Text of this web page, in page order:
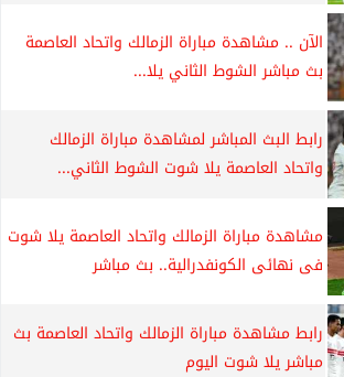
الآن .. مشاهدة مباراة الزمالك واتحاد العاصمة
بث مباشر الشوط الثاني يلا...
رابط البث المباشر لمشاهدة مباراة الزمالك
واتحاد العاصمة يلا شوت الشوط الثاني...
مشاهدة مباراة الزمالك واتحاد العاصمة يلا شوت
فى نهائى الكونفدرالية.. بث مباشر
رابط مشاهدة مباراة الزمالك واتحاد العاصمة بث
مباشر يلا شوت اليوم